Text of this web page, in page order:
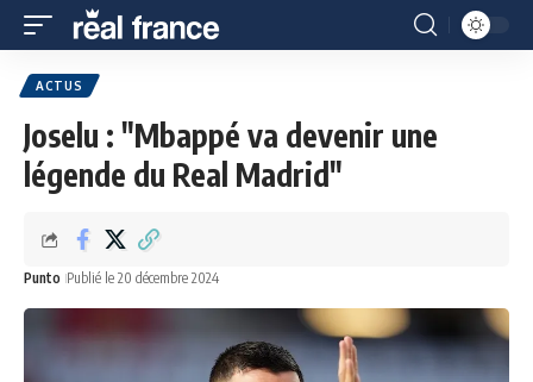
ACTUS
Joselu : "Mbappé va devenir une
légende du Real Madrid"
Punto Publié le 20 décembre 2024